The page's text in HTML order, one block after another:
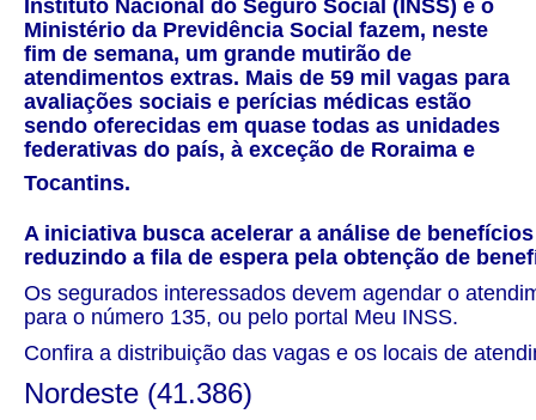
Instituto Nacional do Seguro Social (INSS) e o
Ministério da Previdência Social fazem, neste
fim de semana, um grande mutirão de
atendimentos extras. Mais de 59 mil vagas para
avaliações sociais e perícias médicas estão
sendo oferecidas em quase todas as unidades
federativas do país, à exceção de Roraima e
Tocantins.
A iniciativa busca acelerar a análise de
reduzindo a fila de espera pela obtenção de
Os segurados interessados devem agendar o
para o número 135, ou pelo portal Meu INSS.
Confira a distribuição das vagas e os locais de
Nordeste (41.386)